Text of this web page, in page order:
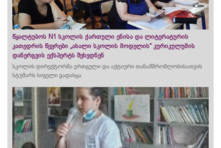
წყალტუბოს N1 სკოლის ქართული ენისა და ლიტერატურის
კათედრის წევრები „ახალი სკოლის მოდელის“ კურიკულუმის
დანერგვის ექსპერტს შეხვდნენ
სკოლის დირექტორმა ერთგული და აქტიური თანამშრომლობისათვის
სტუმარს სიგელი გადასცა